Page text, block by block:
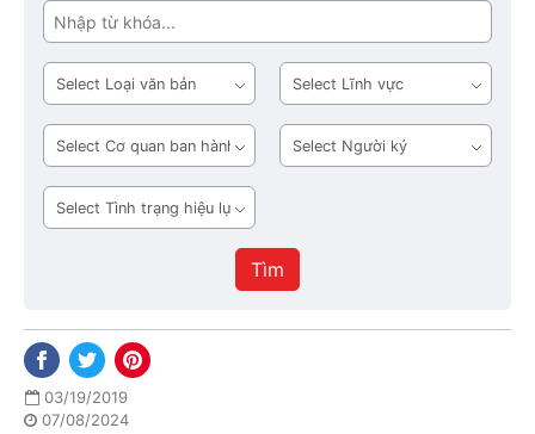
Tìm
Loại
văn
bản
Lĩnh
vực
Cơ
quan
ban
hành
Người
ký
Tình
trạng
Tìm
03/19/2019
07/08/2024